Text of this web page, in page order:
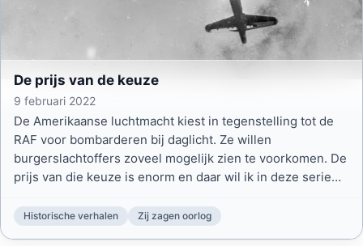
De prijs van de keuze
9 februari 2022
De Amerikaanse luchtmacht kiest in tegenstelling tot de
RAF voor bombarderen bij daglicht. Ze willen
burgerslachtoffers zoveel mogelijk zien te voorkomen. De
prijs van die keuze is enorm en daar wil ik in deze serie
Historische verhalen Zij zagen oorlog